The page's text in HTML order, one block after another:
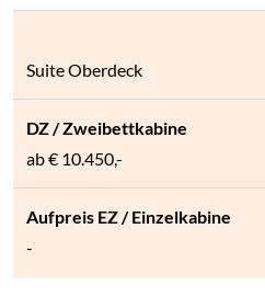
Suite Oberdeck
ab € 10.450,-
-